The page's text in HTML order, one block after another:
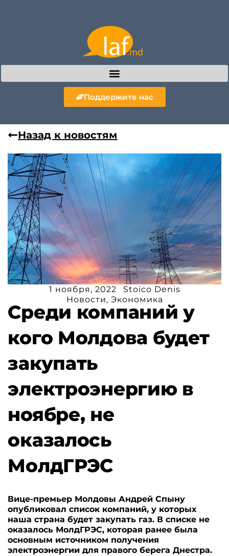
Поддержите нас
Назад к новостям
1 ноября, 2022
Stoico Denis
Новости, Экономика
Среди компаний у
кого Молдова будет
закупать
электроэнергию в
ноябре, не
оказалось
МолдГРЭС
Вице-премьер Молдовы Андрей Спыну
опубликовал список компаний, у которых
наша страна будет закупать газ. В списке не
оказалось МолдГРЭС, которая ранее была
основным источником получения
электроэнергии для правого берега Днестра.